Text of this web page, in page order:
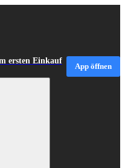
ersten Einkauf
App öffnen